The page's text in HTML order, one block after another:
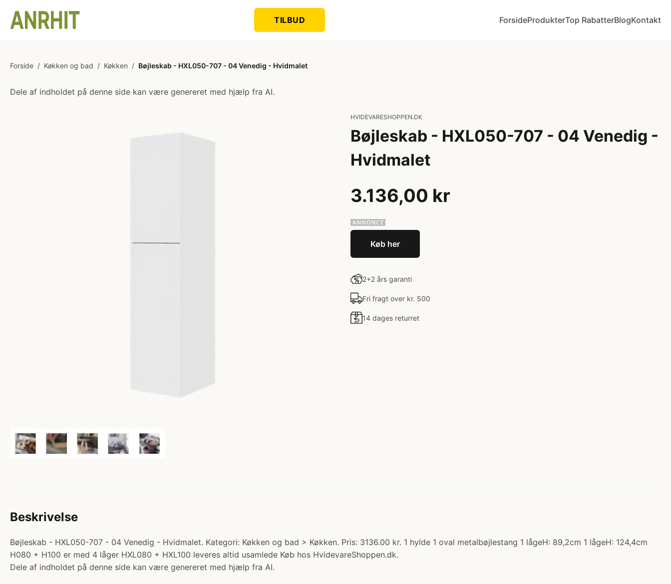
TILBUD ForsideProdukterTop RabatterBlogKontakt
Forside / Køkken og bad / Køkken / Bøjleskab - HXL050-707 - 04 Venedig - Hvidmalet
Dele af indholdet på denne side kan være genereret med hjælp fra AI.
HVIDEVARESHOPPEN.DK
Bøjleskab - HXL050-707 - 04 Venedig -
Hvidmalet
3.136,00 kr
Køb her
2+2 års garanti
Fri fragt over kr. 500
14 dages returret
Beskrivelse
Bøjleskab - HXL050-707 - 04 Venedig - Hvidmalet. Kategori: Køkken og bad > Køkken. Pris: 3136.00 kr. 1 hylde 1 oval metalbøjlestang 1 lågeH: 89,2cm 1 lågeH: 124,4cm
H080 + H100 er med 4 låger HXL080 + HXL100 leveres altid usamlede Køb hos HvidevareShoppen.dk.
Dele af indholdet på denne side kan være genereret med hjælp fra AI.